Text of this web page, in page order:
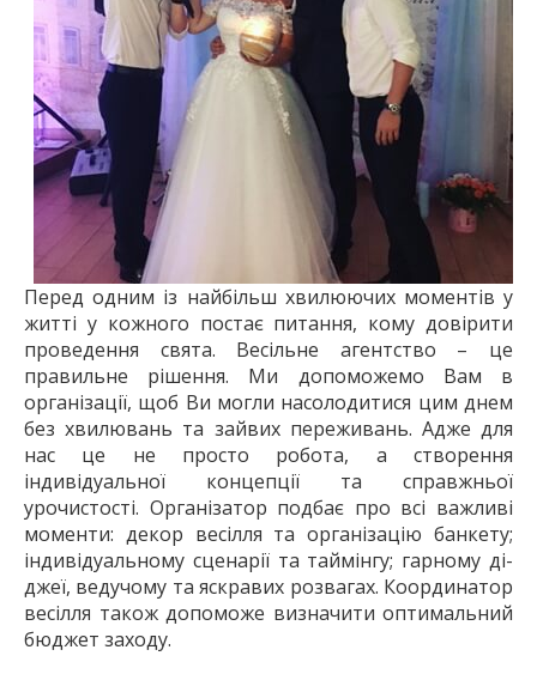
Перед одним із найбільш хвилюючих моментів у
житті у кожного постає питання, кому довірити
проведення свята. Весільне агентство – це
правильне рішення. Ми допоможемо Вам в
організації, щоб Ви могли насолодитися цим днем
без хвилювань та зайвих переживань. Адже для
нас це не просто робота, а створення
індивідуальної концепції та справжньої
урочистості. Організатор подбає про всі важливі
моменти: декор весілля та організацію банкету;
індивідуальному сценарії та таймінгу; гарному ді-
джеї, ведучому та яскравих розвагах. Координатор
весілля також допоможе визначити оптимальний
бюджет заходу.